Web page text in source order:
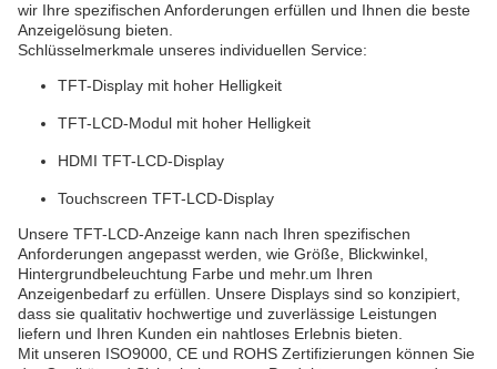
wir Ihre spezifischen Anforderungen erfüllen und Ihnen die beste
Anzeigelösung bieten.
Schlüsselmerkmale unseres individuellen Service:
TFT-Display mit hoher Helligkeit
TFT-LCD-Modul mit hoher Helligkeit
HDMI TFT-LCD-Display
Touchscreen TFT-LCD-Display
Unsere TFT-LCD-Anzeige kann nach Ihren spezifischen
Anforderungen angepasst werden, wie Größe, Blickwinkel,
Hintergrundbeleuchtung Farbe und mehr.um Ihren
Anzeigenbedarf zu erfüllen. Unsere Displays sind so konzipiert,
dass sie qualitativ hochwertige und zuverlässige Leistungen
liefern und Ihren Kunden ein nahtloses Erlebnis bieten.
Mit unseren ISO9000, CE und ROHS Zertifizierungen können Sie